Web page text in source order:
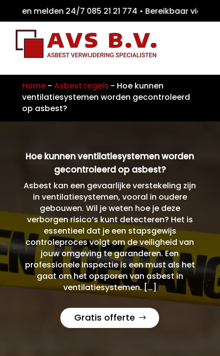
melden 24/7 085 21 21 774 •
Home- Asbest regels - Hoe kunnen
ventilatiesystemen worden gecontroleerd
op asbest?
Hoe kunnen ventilatiesystemen worden
gecontroleerd op asbest?
Asbest kan een gevaarlijke verstekeling zijn
in ventilatiesystemen, vooral in oudere
gebouwen. Wil je weten hoe je deze
verborgen risico’s kunt detecteren? Het is
essentieel dat je een stapsgewijs
controleproces volgt om de veiligheid van
jouw omgeving te garanderen. Een
professionele inspectie is een must als het
gaat om het opsporen van asbest in
ventilatiesystemen. […]
Gratis offerte